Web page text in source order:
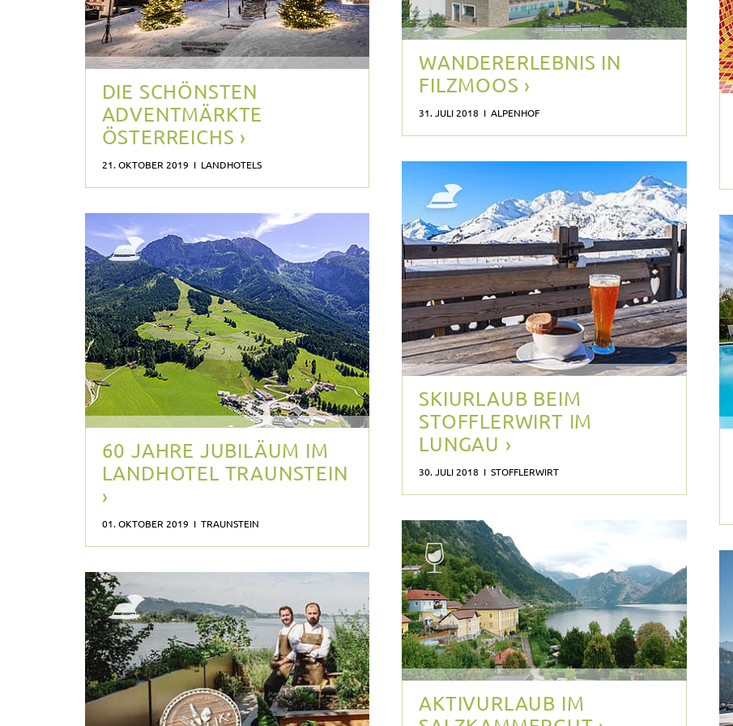
DIE SCHÖNSTEN
ADVENTMÄRKTE
ÖSTERREICHS ›
21. OKTOBER 2019 I LANDHOTELS
60 JAHRE JUBILÄUM IM
LANDHOTEL TRAUNSTEIN
›
01. OKTOBER 2019 I TRAUNSTEIN
WANDERERLEBNIS IN
FILZMOOS ›
31. JULI 2018 I ALPENHOF
SKIURLAUB BEIM
STOFFLERWIRT IM
LUNGAU ›
30. JULI 2018 I STOFFLERWIRT
AKTIVURLAUB IM